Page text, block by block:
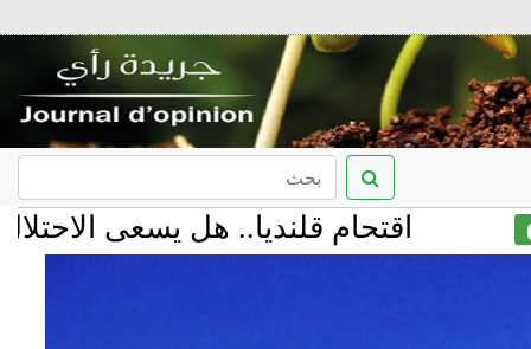
اقتحام قلنديا.. هل يسعى الاحتلال